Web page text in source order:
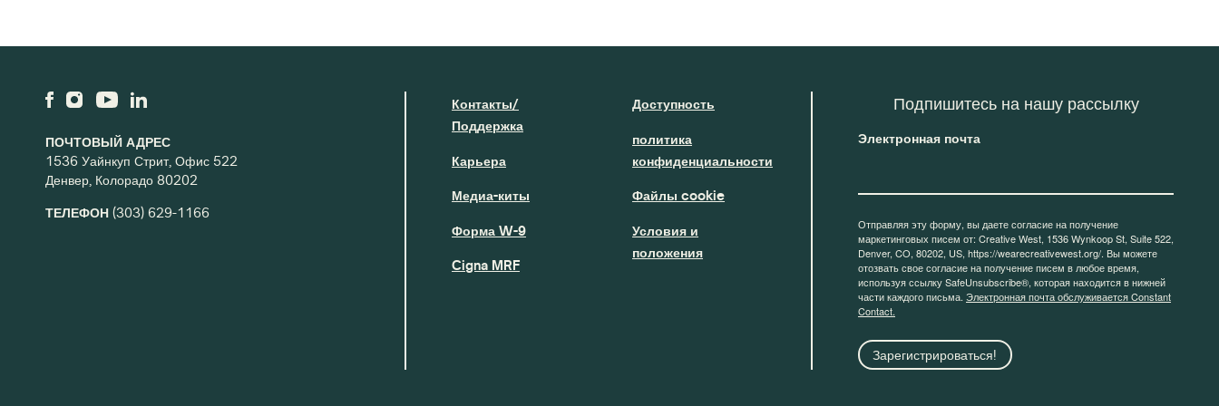
ПОЧТОВЫЙ АДРЕС
1536 Уайнкуп Стрит, Офис 522
Денвер, Колорадо 80202
ТЕЛЕФОН (303) 629-1166
Контакты/
Поддержка
Карьера
Медиа-киты
Форма W-9
Cigna MRF
Доступность
политика
конфиденциальности
Файлы cookie
Условия и
положения
Подпишитесь на нашу рассылку
Электронная почта
Отправляя эту форму, вы даете согласие на получение
маркетинговых писем от: Creative West, 1536 Wynkoop St, Suite 522,
Denver, CO, 80202, US, https://wearecreativewest.org/. Вы можете
отозвать свое согласие на получение писем в любое время,
используя ссылку SafeUnsubscribe®, которая находится в нижней
части каждого письма. Электронная почта обслуживается Constant
Contact.
Зарегистрироваться!